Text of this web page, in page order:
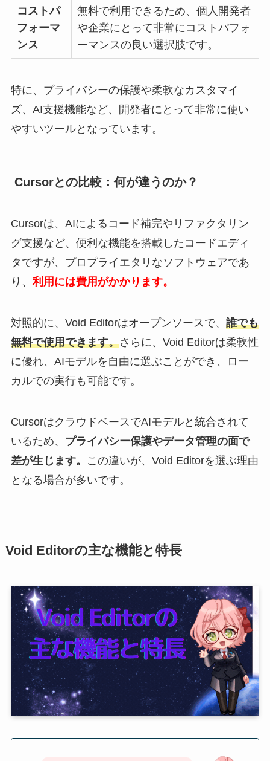
コストパ
フォーマ
ンス
無料で利用できるため、個人開発者
や企業にとって非常にコストパフォ
ーマンスの良い選択肢です。
特に、プライバシーの保護や柔軟なカスタマイ
ズ、AI支援機能など、開発者にとって非常に使い
やすいツールとなっています。
Cursorとの比較：何が違うのか？
Cursorは、AIによるコード補完やリファクタリン
グ支援など、便利な機能を搭載したコードエディ
タですが、プロプライエタリなソフトウェアであ
り、 利用には費用がかかります。
対照的に、Void Editorはオープンソースで、 誰でも
無料で使用できます。さらに、Void Editorは柔軟性
に優れ、AIモデルを自由に選ぶことができ、ロー
カルでの実行も可能です。
CursorはクラウドベースでAIモデルと統合されて
いるため、 プライバシー保護やデータ管理の面で
差が生じます。
この違いが、Void Editorを選ぶ理由
となる場合が多いです。
Void Editorの主な機能と特長